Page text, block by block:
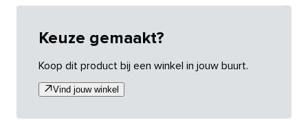
Keuze gemaakt?
Koop dit product bij een winkel in jouw buurt.
Vind jouw winkel